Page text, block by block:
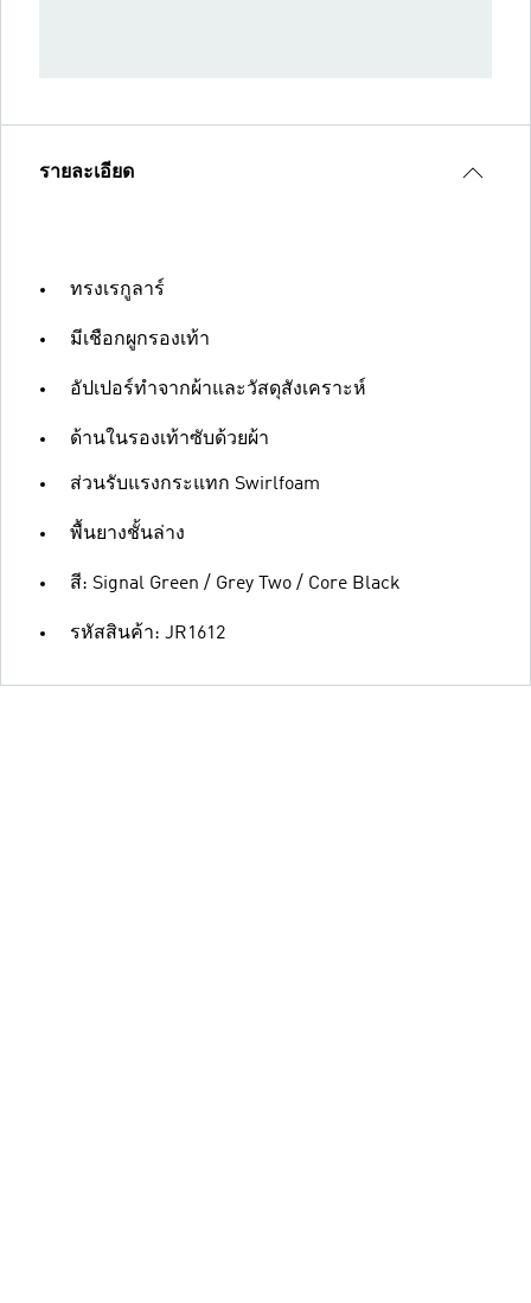
รายละเอียด
ทรงเรกูลาร์
มีเชือกผูกรองเท้า
อัปเปอร์ทำจากผ้าและวัสดุสังเคราะห์
ด้านในรองเท้าซับด้วยผ้า
ส่วนรับแรงกระแทก Swirlfoam
พื้นยางชั้นล่าง
สี: Signal Green / Grey Two / Core Black
รหัสสินค้า: JR1612